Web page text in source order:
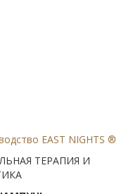
EAST NIGHTS ®
ТЕРАПИЯ И